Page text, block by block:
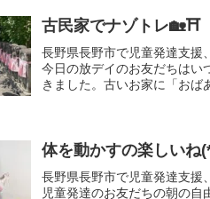
古民家でナゾトレ🏡⛩️
長野県長野市で児童発達支援
今日の放デイのお友だちはい
きました。古いお家に「おば
体を動かすの楽しいね
長野県長野市で児童発達支援
児童発達のお友だちの朝の